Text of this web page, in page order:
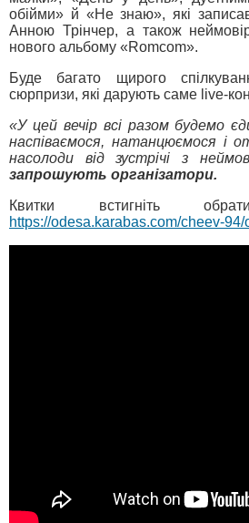
обійми» й «Не знаю», які
Анною Трінчер, а також
нового альбому «Romcom».
Буде багато щирого
сюрпризи, які дарують саме live-
«У цей вечір всі разом будемо
наспіваємося, натанцюємося і
насолоди від зустрічі з
запрошують організатори.
Квитки встигніть
https://odesa.karabas.com/cheev-94/